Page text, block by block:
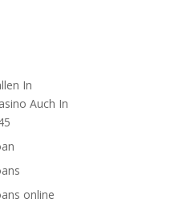
In
Auch In
online